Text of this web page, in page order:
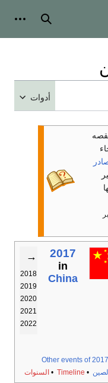
بحث
أدوات
2017
in
China
→
2018
2019
2020
2021
2022
Other events of 2017
•
Timeline
• السنوات